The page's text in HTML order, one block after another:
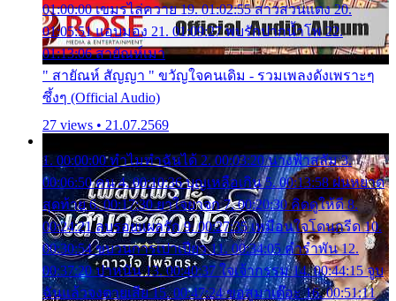
01:00:00 เขมรไล่ควาย 19. 01:02:55 สาวสวนแตง 20.
01:05:51 แอบมอง 21. 01:09:27 พบรักปากน้ำโพ 22.
01:13:06 สายัณห์เมา
" สายัณห์ สัญญา " ขวัญใจคนเดิม - รวมเพลงดังเพราะๆ
ซึ้งๆ (Official Audio)
27 views • 21.07.2569
1. 00:00:00 ทำไมทำฉันได้ 2. 00:03:20 นางฟ้าสลัม 3.
00:06:50 คน 4. 00:10:36 บุญเหลือเกิน 5. 00:13:58 ฝนหยาด
สุดท้าย 6. 00:17:30 ยาใจยาจก 7. 00:20:30 คิดดูให้ดี 8.
00:24:21 ลบรอยแผลรัก 9. 00:27:35 เหมือนใจโดนกรีด 10.
00:30:54 ขบวนการเปาเปียว 11. 00:34:05 คำรำพัน 12.
00:37:20 ปาหนัน 13. 00:40:37 ใจเจ้ากรรม 14. 00:44:15 จูบ
ฉันแล้วจงตายเสีย 15. 00:47:24 ขอสูมาเต๊อะ 16. 00:51:11